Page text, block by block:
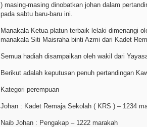
) masing-masing dinobatkan johan dalam
pada sabtu baru-baru ini.
Manakala Ketua platun terbaik lelaki dimenangi
manakala Siti Maisraha binti Azmi dari Kadet
Semua hadiah disampaikan oleh wakil dari
Berikut adalah keputusan penuh pertandingan
Kategori perempuan
Johan : Kadet Remaja Sekolah ( KRS ) – 1234
Naib Johan : Pengakap – 1222 marakah